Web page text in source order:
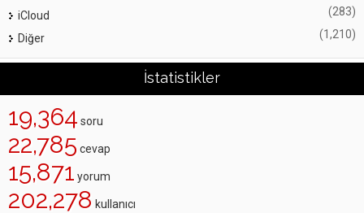
iCloud (283)
Diğer (1,210)
İstatistikler
19,364 soru
22,785 cevap
15,871 yorum
202,278 kullanıcı